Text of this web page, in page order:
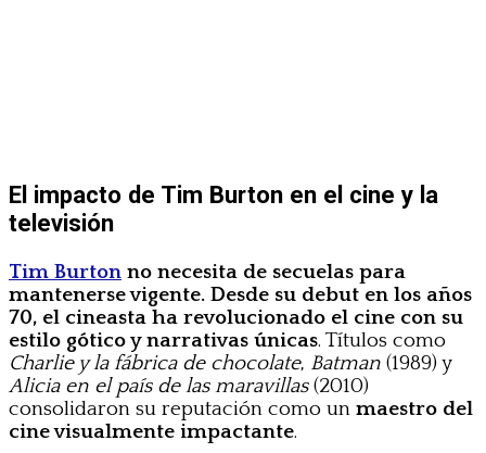
El impacto de Tim Burton en el cine y la
televisión
Tim Burton no necesita de secuelas para
mantenerse vigente. Desde su debut en los años
70, el cineasta ha revolucionado el cine con su
estilo gótico y narrativas únicas. Títulos como
Charlie y la fábrica de chocolate, Batman (1989) y
Alicia en el país de las maravillas(2010)
consolidaron su reputación como un maestro del
cine visualmente impactante.